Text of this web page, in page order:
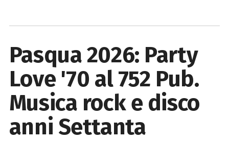
Pasqua 2026: Party
Love '70 al 752 Pub.
Musica rock e disco
anni Settanta